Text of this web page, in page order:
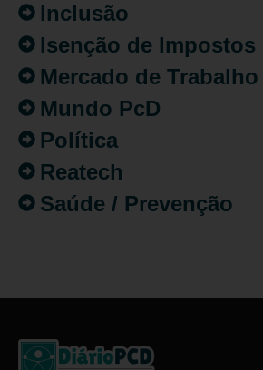
Inclusão
Isenção de Impostos
Mercado de Trabalho
Mundo PcD
Política
Reatech
Saúde / Prevenção